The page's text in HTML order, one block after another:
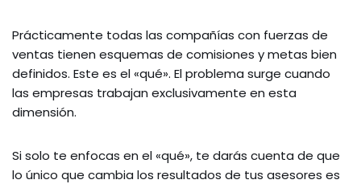
Prácticamente todas las compañías con fuerzas de
ventas tienen esquemas de comisiones y metas bien
definidos. Este es el «qué». El problema surge cuando
las empresas trabajan exclusivamente en esta
dimensión.
Si solo te enfocas en el «qué», te darás cuenta de que
lo único que cambia los resultados de tus asesores es